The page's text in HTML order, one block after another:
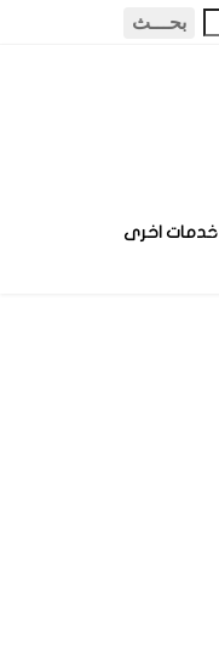
خدمات اخرى